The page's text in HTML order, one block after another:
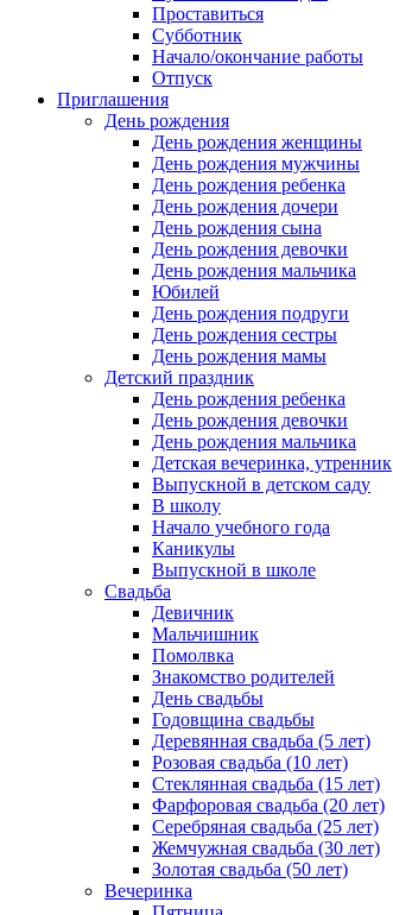
Проставиться
Субботник
Начало/окончание работы
Отпуск
Приглашения
День рождения
День рождения женщины
День рождения мужчины
День рождения ребенка
День рождения дочери
День рождения сына
День рождения девочки
День рождения мальчика
Юбилей
День рождения подруги
День рождения сестры
День рождения мамы
Детский праздник
День рождения ребенка
День рождения девочки
День рождения мальчика
Детская вечеринка, утренник
Выпускной в детском саду
В школу
Начало учебного года
Каникулы
Выпускной в школе
Свадьба
Девичник
Мальчишник
Помолвка
Знакомство родителей
День свадьбы
Годовщина свадьбы
Деревянная свадьба (5 лет)
Розовая свадьба (10 лет)
Стеклянная свадьба (15 лет)
Фарфоровая свадьба (20 лет)
Серебряная свадьба (25 лет)
Жемчужная свадьба (30 лет)
Золотая свадьба (50 лет)
Вечеринка